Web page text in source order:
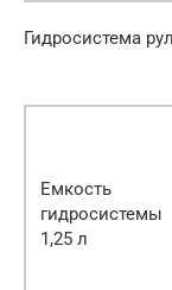
Гидросистема
Емкость
гидросистемы
1,25 л